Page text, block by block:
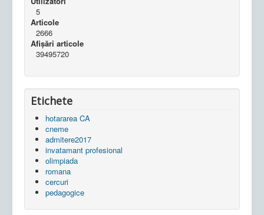
5
Articole
2666
Afișări articole
39495720
Etichete
hotararea CA
cneme
admitere2017
invatamant profesional
olimpiada
romana
cercuri
pedagogice